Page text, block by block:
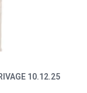
10.12.25